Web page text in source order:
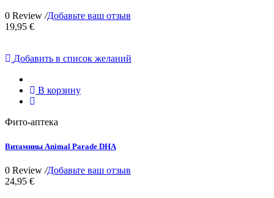
0 Review /Добавьте ваш отзыв
19,95 €
Добавить в список желаний
В корзину
Фито-аптека
Витамины Animal Parade DHA
0 Review /Добавьте ваш отзыв
24,95 €